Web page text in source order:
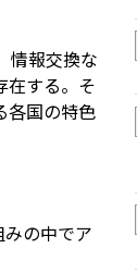
情報交換な
在する。そ
各国の特色
の中でア